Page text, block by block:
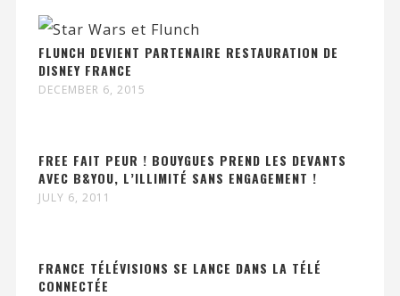
FLUNCH DEVIENT PARTENAIRE RESTAURATION DE
DISNEY FRANCE
DECEMBER 6, 2015
FREE FAIT PEUR ! BOUYGUES PREND LES DEVANTS
AVEC B&YOU, L’ILLIMITÉ SANS ENGAGEMENT !
JULY 6, 2011
FRANCE TÉLÉVISIONS SE LANCE DANS LA TÉLÉ
CONNECTÉE